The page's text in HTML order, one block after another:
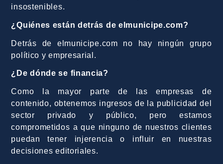
insostenibles.
¿Quiénes están detrás de elmunicipe.com?
Detrás de elmunicipe.com no hay ningún grupo
político y empresarial.
¿De dónde se financia?
Como la mayor parte de las empresas de
contenido, obtenemos ingresos de la publicidad del
sector privado y público, pero estamos
comprometidos a que ninguno de nuestros clientes
puedan tener injerencia o influir en nuestras
decisiones editoriales.